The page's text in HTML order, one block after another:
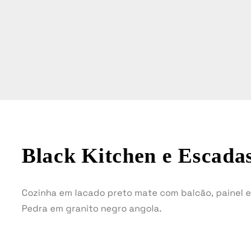
Black Kitchen e
Cozinha em lacado preto mate com balcão, painel
Pedra em granito negro angola.